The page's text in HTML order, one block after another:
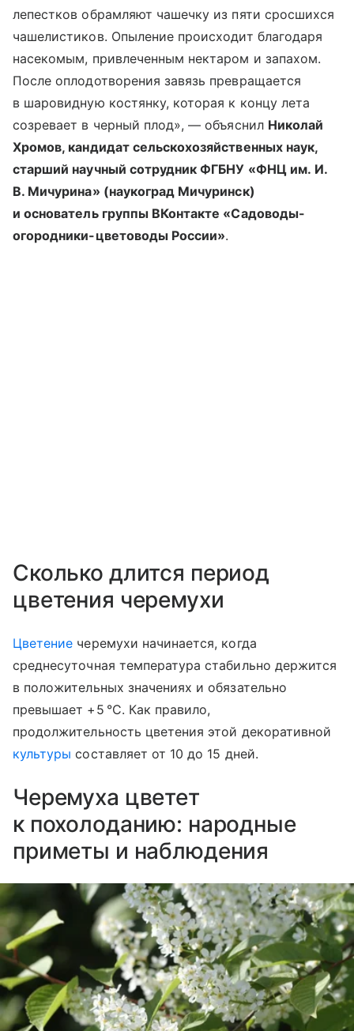
лепестков обрамляют чашечку из пяти сросшихся
чашелистиков. Опыление происходит благодаря
насекомым, привлеченным нектаром и запахом.
После оплодотворения завязь превращается
в шаровидную костянку, которая к концу лета
созревает в черный плод», — объяснил Николай
Хромов, кандидат сельскохозяйственных наук,
старший научный сотрудник ФГБНУ «ФНЦ им. И.
В. Мичурина» (наукоград Мичуринск)
и основатель группы ВКонтакте «Садоводы-
огородники-цветоводы России».
Сколько длится период
цветения черемухи
Цветение черемухи начинается, когда
среднесуточная температура стабильно держится
в положительных значениях и обязательно
превышает +5 °C. Как правило,
продолжительность цветения этой декоративной
культуры составляет от 10 до 15 дней.
Черемуха цветет
к похолоданию: народные
приметы и наблюдения